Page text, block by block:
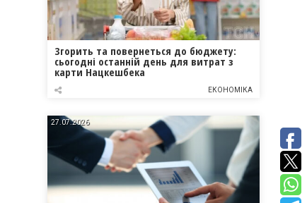
Згорить та повернеться до бюджету:
сьогодні останній день для витрат з
карти Нацкешбека
ЕКОНОМІКА
27.07.2026